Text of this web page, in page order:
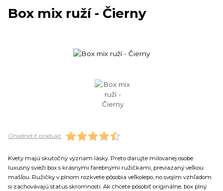
Box mix ruží - Čierny
Ohodnotiť produkt
Kvety majú skutočný význam lásky. Preto darujte milovanej osobe
luxusný svieži box s krásnymi farebnými ružičkami, previazaný veľkou
mašľou. Ružičky v plnom rozkvete pôsobia veľkolepo, no svojím vzhľadom
si zachovávajú status skromnosti. Ak chcete pôsobiť originálne, box plný